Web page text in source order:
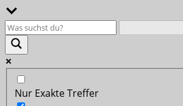
Nur Exakte Treffer